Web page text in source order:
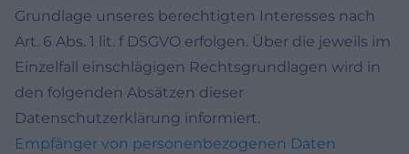
Grundlage unseres berechtigten Interesses nach
Art. 6 Abs. 1 lit. f DSGVO erfolgen. Über die jeweils im
Einzelfall einschlägigen Rechtsgrundlagen wird in
den folgenden Absätzen dieser
Datenschutzerklärung informiert.
Empfänger von personenbezogenen Daten